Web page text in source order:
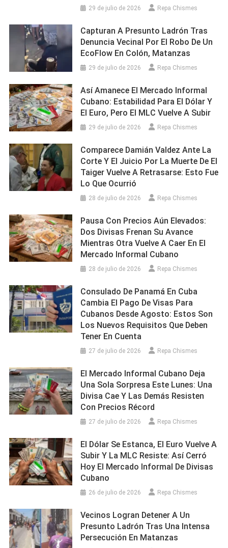
29 de julio de 2026 Repa Chismes
Capturan A Presunto Ladrón Tras
Denuncia Vecinal Por El Robo De Un
EcoFlow En Colón, Matanzas
29 de julio de 2026 Repa Chismes
Así Amanece El Mercado Informal
Cubano: Estabilidad Para El Dólar Y
El Euro, Pero El MLC Vuelve A Subir
29 de julio de 2026 Repa Chismes
Comparece Damián Valdez Ante La
Corte Y El Juicio Por La Muerte De El
Taiger Vuelve A Retrasarse: Esto Fue
Lo Que Ocurrió
28 de julio de 2026 Repa Chismes
Pausa Con Precios Aún Elevados:
Dos Divisas Frenan Su Avance
Mientras Otra Vuelve A Caer En El
Mercado Informal Cubano
28 de julio de 2026 Repa Chismes
Consulado De Panamá En Cuba
Cambia El Pago De Visas Para
Cubanos Desde Agosto: Estos Son
Los Nuevos Requisitos Que Deben
Tener En Cuenta
27 de julio de 2026 Repa Chismes
El Mercado Informal Cubano Deja
Una Sola Sorpresa Este Lunes: Una
Divisa Cae Y Las Demás Resisten
Con Precios Récord
27 de julio de 2026 Repa Chismes
El Dólar Se Estanca, El Euro Vuelve A
Subir Y La MLC Resiste: Así Cerró
Hoy El Mercado Informal De Divisas
Cubano
26 de julio de 2026 Repa Chismes
Vecinos Logran Detener A Un
Presunto Ladrón Tras Una Intensa
Persecución En Matanzas